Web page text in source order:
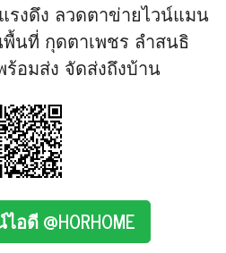
งดึง ลวดตาข่ายไวน์แมน
นที่ กุดตาเพชร ลำสนธิ
อมส่ง จัดส่งถึงบ้าน
ดี @HORHOME